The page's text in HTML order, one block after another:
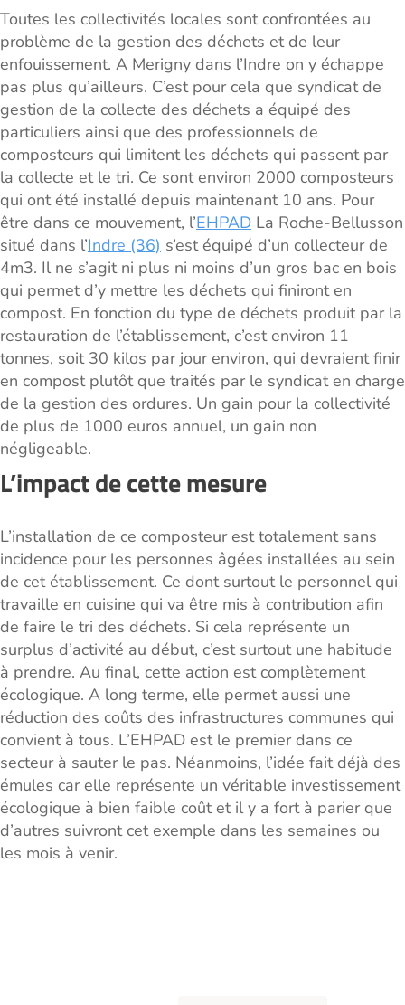
Toutes les collectivités locales sont confrontées au
problème de la gestion des déchets et de leur
enfouissement. A Merigny dans l’Indre on y échappe
pas plus qu’ailleurs. C’est pour cela que syndicat de
gestion de la collecte des déchets a équipé des
particuliers ainsi que des professionnels de
composteurs qui limitent les déchets qui passent par
la collecte et le tri. Ce sont environ 2000 composteurs
qui ont été installé depuis maintenant 10 ans. Pour
être dans ce mouvement, l’EHPAD La Roche-Bellusson
situé dans l’Indre (36) s’est équipé d’un collecteur de
4m3. Il ne s’agit ni plus ni moins d’un gros bac en bois
qui permet d’y mettre les déchets qui finiront en
compost. En fonction du type de déchets produit par la
restauration de l’établissement, c’est environ 11
tonnes, soit 30 kilos par jour environ, qui devraient finir
en compost plutôt que traités par le syndicat en charge
de la gestion des ordures. Un gain pour la collectivité
de plus de 1000 euros annuel, un gain non
négligeable.
L’impact de cette mesure
L’installation de ce composteur est totalement sans
incidence pour les personnes âgées installées au sein
de cet établissement. Ce dont surtout le personnel qui
travaille en cuisine qui va être mis à contribution afin
de faire le tri des déchets. Si cela représente un
surplus d’activité au début, c’est surtout une habitude
à prendre. Au final, cette action est complètement
écologique. A long terme, elle permet aussi une
réduction des coûts des infrastructures communes qui
convient à tous. L’EHPAD est le premier dans ce
secteur à sauter le pas. Néanmoins, l’idée fait déjà des
émules car elle représente un véritable investissement
écologique à bien faible coût et il y a fort à parier que
d’autres suivront cet exemple dans les semaines ou
les mois à venir.